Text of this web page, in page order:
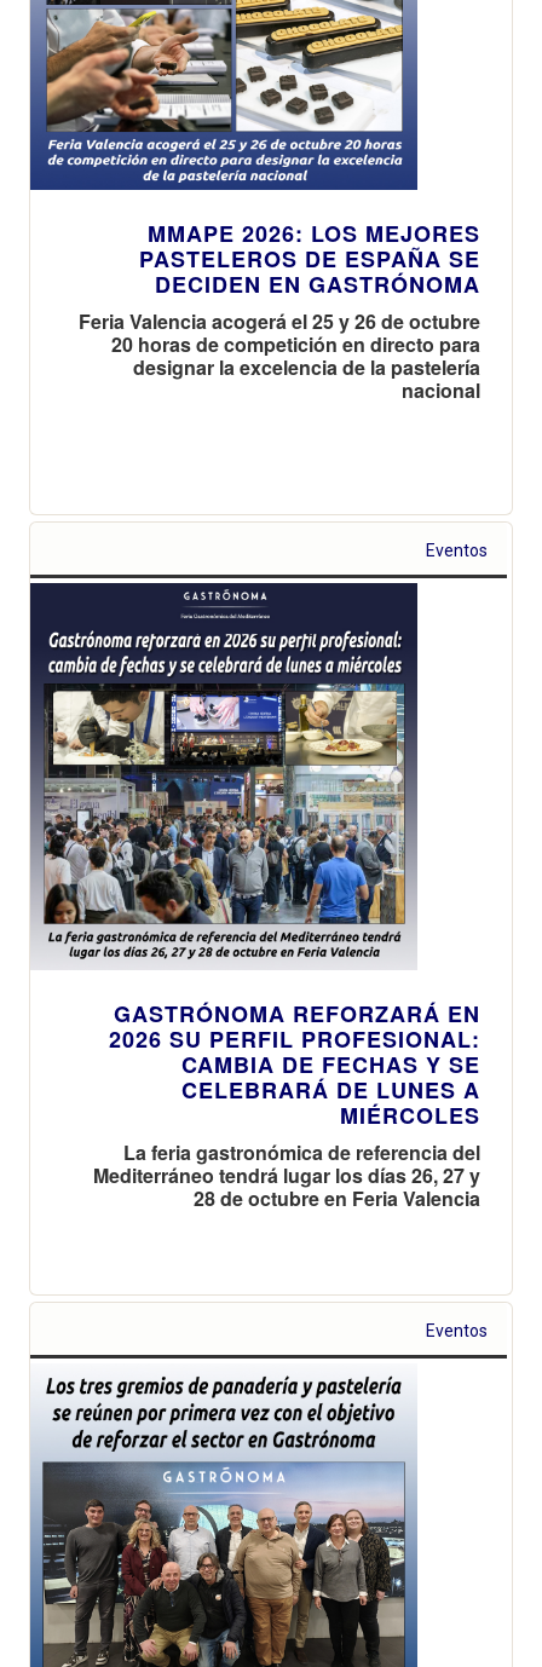
MMAPE 2026: LOS MEJORES
PASTELEROS DE ESPAÑA SE
DECIDEN EN GASTRÓNOMA
Feria Valencia acogerá el 25 y 26 de octubre
20 horas de competición en directo para
designar la excelencia de la pastelería
nacional
Eventos
GASTRÓNOMA REFORZARÁ EN
2026 SU PERFIL PROFESIONAL:
CAMBIA DE FECHAS Y SE
CELEBRARÁ DE LUNES A
MIÉRCOLES
La feria gastronómica de referencia del
Mediterráneo tendrá lugar los días 26, 27 y
28 de octubre en Feria Valencia
Eventos